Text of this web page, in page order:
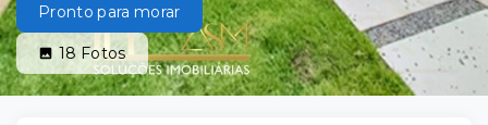
Pronto para morar
18 Fotos